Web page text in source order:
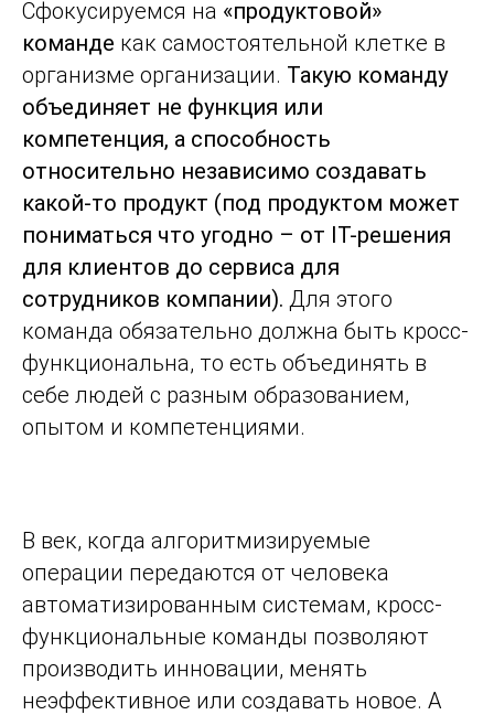
Сфокусируемся на «продуктовой»
команде как самостоятельной клетке в
организме организации. Такую команду
объединяет не функция или
компетенция, а способность
относительно независимо создавать
какой-то продукт (под продуктом может
пониматься что угодно – от IT-решения
для клиентов до сервиса для
сотрудников компании). Для этого
команда обязательно должна быть кросс-
функциональна, то есть объединять в
себе людей с разным образованием,
опытом и компетенциями.
В век, когда алгоритмизируемые
операции передаются от человека
автоматизированным системам, кросс-
функциональные команды позволяют
производить инновации, менять
неэффективное или создавать новое. А